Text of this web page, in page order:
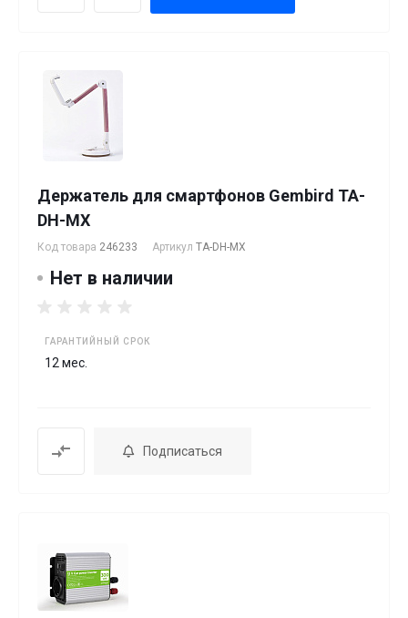
Держатель для смартфонов Gembird TA-
DH-MX
Код товара 246233 Артикул TA-DH-MX
Нет в наличии
ГАРАНТИЙНЫЙ СРОК
12 мес.
Подписаться